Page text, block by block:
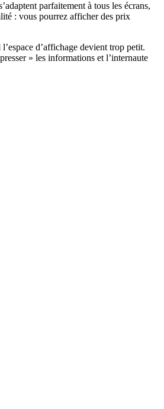
parfaitement à tous les écrans,
: vous pourrez afficher des prix
d’affichage devient trop petit.
» les informations et l’internaute